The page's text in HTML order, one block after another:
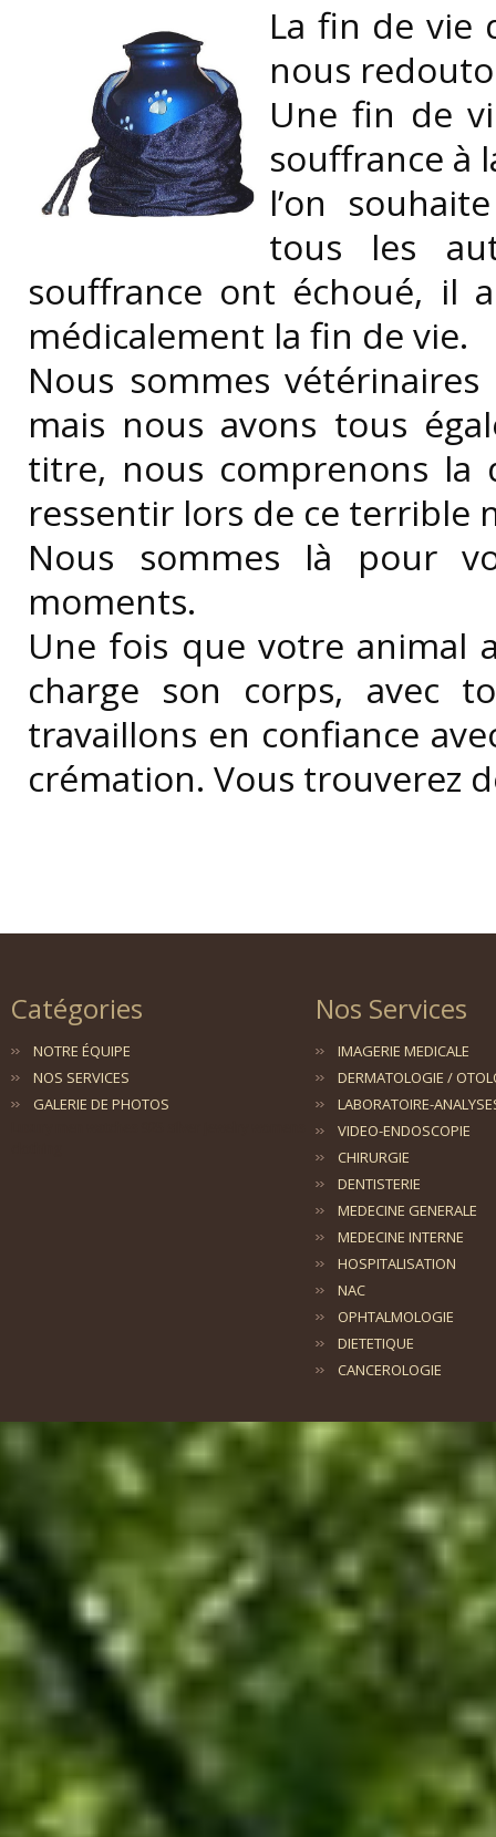
La fin de vie
nous
Une fin de
souffrance à
l’on
tous les
souffrance ont échoué, il
médicalement la fin de vie.
Nous sommes
mais nous avons tous
titre, nous comprenons la
ressentir lors de ce terrible
Nous sommes là pour
moments.
Une fois que votre animal
charge son corps, avec
travaillons en confiance
crémation. Vous trouverez
Catégories
NOTRE ÉQUIPE
NOS SERVICES
GALERIE DE PHOTOS
Nos Services
IMAGERIE MEDICALE
DERMATOLOGIE /
LABORATOIRE-
VIDEO-ENDOSCOPIE
CHIRURGIE
DENTISTERIE
MEDECINE GENERALE
MEDECINE INTERNE
HOSPITALISATION
NAC
OPHTALMOLOGIE
DIETETIQUE
CANCEROLOGIE